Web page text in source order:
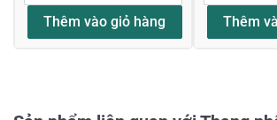
Thêm vào giỏ hàng Thêm